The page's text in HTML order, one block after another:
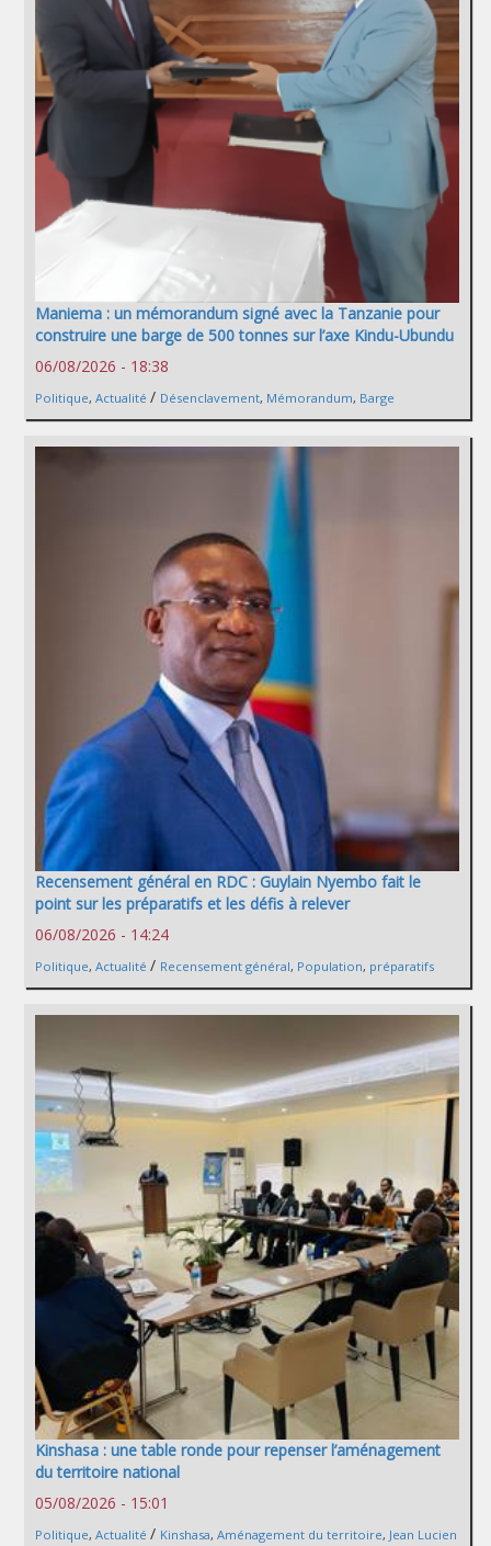
Maniema : un mémorandum signé avec la Tanzanie pour
construire une barge de 500 tonnes sur l’axe Kindu-Ubundu
06/08/2026 - 18:38
Politique, Actualité / Désenclavement, Mémorandum, Barge
Recensement général en RDC : Guylain Nyembo fait le
point sur les préparatifs et les défis à relever
06/08/2026 - 14:24
Politique, Actualité / Recensement général, Population, préparatifs
Kinshasa : une table ronde pour repenser l’aménagement
du territoire national
05/08/2026 - 15:01
Politique, Actualité / Kinshasa, Aménagement du territoire, Jean Lucien